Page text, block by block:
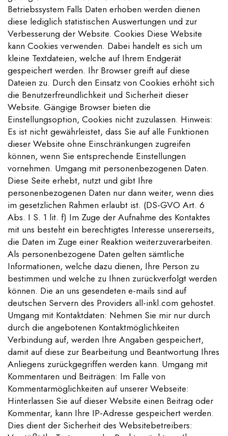
Betriebssystem Falls Daten erhoben werden dienen
diese lediglich statistischen Auswertungen und zur
Verbesserung der Website. Cookies Diese Website
kann Cookies verwenden. Dabei handelt es sich um
kleine Textdateien, welche auf Ihrem Endgerät
gespeichert werden. Ihr Browser greift auf diese
Dateien zu. Durch den Einsatz von Cookies erhöht sich
die Benutzerfreundlichkeit und Sicherheit dieser
Website. Gängige Browser bieten die
Einstellungsoption, Cookies nicht zuzulassen. Hinweis:
Es ist nicht gewährleistet, dass Sie auf alle Funktionen
dieser Website ohne Einschränkungen zugreifen
können, wenn Sie entsprechende Einstellungen
vornehmen. Umgang mit personenbezogenen Daten.
Diese Seite erhebt, nutzt und gibt Ihre
personenbezogenen Daten nur dann weiter, wenn dies
im gesetzlichen Rahmen erlaubt ist. (DS-GVO Art. 6
Abs. I S. 1 lit. f) Im Zuge der Aufnahme des Kontaktes
mit uns besteht ein berechtigtes Interesse unsererseits,
die Daten im Zuge einer Reaktion weiterzuverarbeiten.
Als personenbezogene Daten gelten sämtliche
Informationen, welche dazu dienen, Ihre Person zu
bestimmen und welche zu Ihnen zurückverfolgt werden
können. Die an uns gesendeten e-mails sind auf
deutschen Servern des Providers all-inkl.com gehostet.
Umgang mit Kontaktdaten: Nehmen Sie mir nur durch
durch die angebotenen Kontaktmöglichkeiten
Verbindung auf, werden Ihre Angaben gespeichert,
damit auf diese zur Bearbeitung und Beantwortung Ihres
Anliegens zurückgegriffen werden kann. Umgang mit
Kommentaren und Beiträgen: Im Falle von
Kommentarmöglichkeiten auf unserer Webseite:
Hinterlassen Sie auf dieser Website einen Beitrag oder
Kommentar, kann Ihre IP-Adresse gespeichert werden.
Dies dient der Sicherheit des Websitebetreibers: